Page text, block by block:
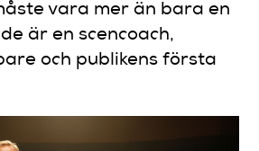
vara mer än bara en
är en scencoach,
och publikens första